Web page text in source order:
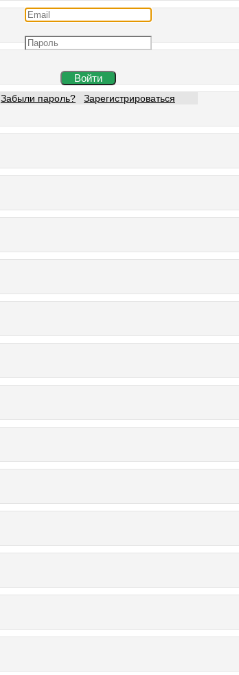
Войти
Забыли пароль? Зарегистрироваться